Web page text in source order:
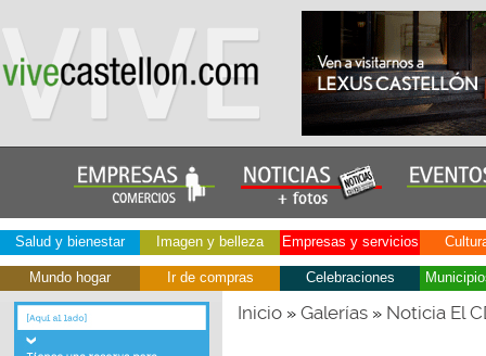
Salud y bienestar Imagen y belleza Empresas y servicios
Mundo hogar Ir de compras Celebraciones
Inicio» Galerías» Noticia El